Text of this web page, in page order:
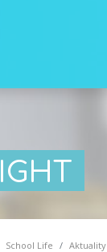
School Life Aktuality